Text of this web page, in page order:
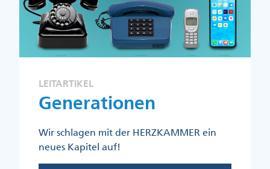
LEITARTIKEL
Generationen
Wir schlagen mit der HERZKAMMER ein
neues Kapitel auf!